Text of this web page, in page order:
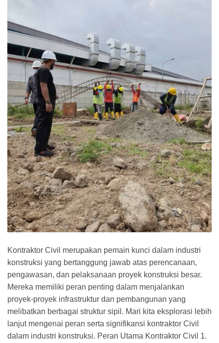
Kontraktor Civil merupakan pemain kunci dalam industri
konstruksi yang bertanggung jawab atas perencanaan,
pengawasan, dan pelaksanaan proyek konstruksi besar.
Mereka memiliki peran penting dalam menjalankan
proyek-proyek infrastruktur dan pembangunan yang
melibatkan berbagai struktur sipil. Mari kita eksplorasi lebih
lanjut mengenai peran serta signifikansi kontraktor Civil
dalam industri konstruksi. Peran Utama Kontraktor Civil 1.